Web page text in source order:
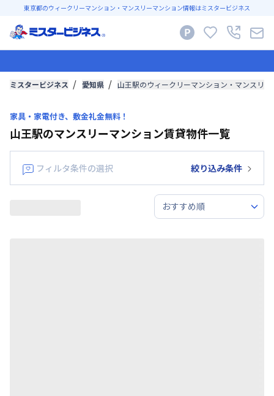
東京都のウィークリーマンション・マンスリーマンション情報はミスタービジネス
ミスタービジネス 愛知県 山王駅のウィークリーマンション・マンスリ
家具・家電付き、敷金礼金無料！
山王駅のマンスリーマンション賃貸物件一覧
フィルタ条件の選択 絞り込み条件